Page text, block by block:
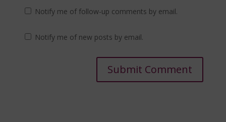
Notify me of follow-up comments by email.
Notify me of new posts by email.